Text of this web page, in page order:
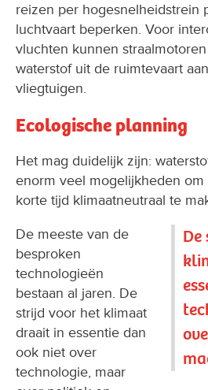
reizen per hogesnelheidstrein
luchtvaart beperken. Voor
vluchten kunnen
waterstof uit de ruimtevaart
vliegtuigen.
Ecologische planning
Het mag duidelijk zijn:
enorm veel mogelijkheden
korte tijd klimaatneutraal te
De meeste van de
besproken
technologieën
bestaan al jaren. De
strijd voor het klimaat
draait in essentie dan
ook niet over
technologie, maar